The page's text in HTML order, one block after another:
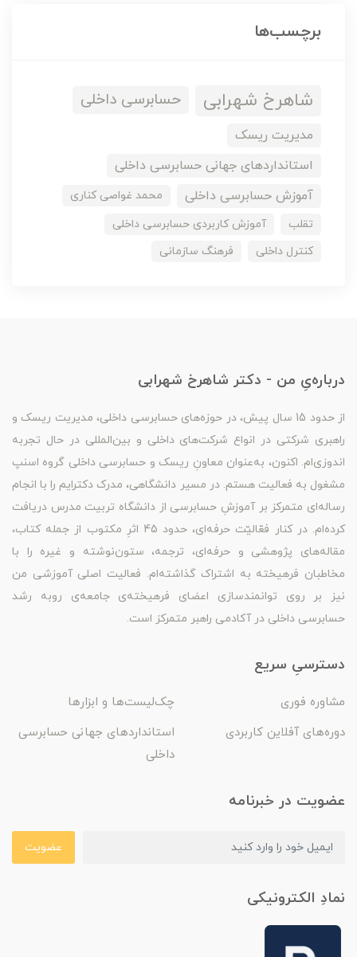
برچسب‌ها
شاهرخ شهرابی حسابرسی داخلی
مدیریت ریسک
استانداردهای جهانی حسابرسی داخلی
آموزش حسابرسی داخلی
محمد غواصی کناری
تقلب
آموزش کاربردی حسابرسی داخلی
کنترل داخلی
فرهنگ سازمانی
درباره‌یِ من - دکتر شاهرخ شهرابی
از حدود 15 سال پیش، در حوزه‌های حسابرسی داخلی، مدیریت ریسک و
راهبری شرکتی در انواع شرکت‌های داخلی و بین‌المللی در حال تجربه
اندوزی‌ام. اکنون، به‌عنوان معاونِ ریسک و حسابرسی داخلی گروه اسنپ
مشغول به فعالیت هستم. در مسیر دانشگاهی، مدرک دکترایم را با انجام
رساله‌ای متمرکز بر آموزشِ حسابرسی از دانشگاه تربیت مدرس دریافت
کرده‌ام. در کنار فعّالیّت حرفه‌ای، حدود 45 اثرِ مکتوب از جمله کتاب،
مقاله‌های پژوهشی و حرفه‌ای، ترجمه، ستون‌نوشته و غیره را با
مخاطبان فرهیخته به اشتراک گذاشته‌ام. فعالیت اصلی آموزشی من
نیز بر روی توانمندسازی اعضای فرهیخته‌ی جامعه‌ی روبه رشد
حسابرسی داخلی در آکادمی راهبر متمرکز است.
دسترسیِ سریع
مشاوره فوری
چک‌لیست‌ها و ابزارها
دوره‌های آفلاین کاربردی
استانداردهای جهانی حسابرسی
داخلی
عضویت در خبرنامه
عضویت
نمادِ الکترونیکی